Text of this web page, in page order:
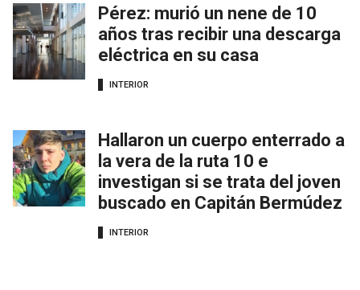
Pérez: murió un nene de 10
años tras recibir una descarga
eléctrica en su casa
INTERIOR
Hallaron un cuerpo enterrado a
la vera de la ruta 10 e
investigan si se trata del joven
buscado en Capitán Bermúdez
INTERIOR